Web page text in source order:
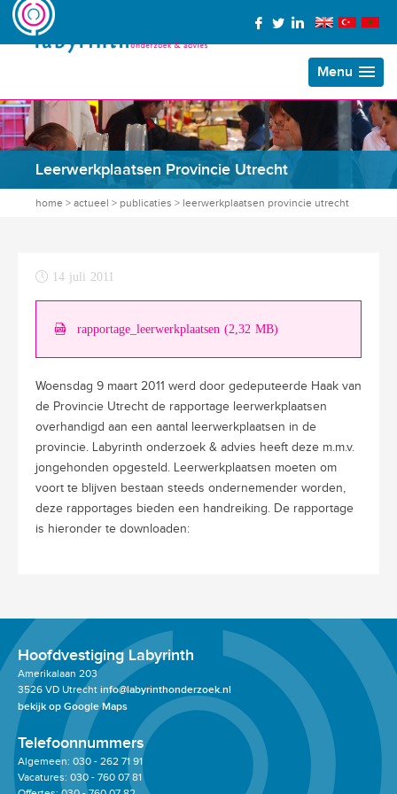
Menu
Leerwerkplaatsen Provincie Utrecht
home > actueel > publicaties > leerwerkplaatsen provincie utrecht
14 juli 2011
rapportage_leerwerkplaatsen (2,32 MB)
Woensdag 9 maart 2011 werd door gedeputeerde Haak van
de Provincie Utrecht de rapportage leerwerkplaatsen
overhandigd aan een aantal leerwerkplaatsen in de
provincie. Labyrinth onderzoek & advies heeft deze m.m.v.
jongehonden opgesteld. Leerwerkplaatsen moeten om
voort te blijven bestaan steeds ondernemender worden,
deze rapportages bieden een handreiking. De rapportage
is hieronder te downloaden:
Hoofdvestiging Labyrinth
Amerikalaan 203
3526 VD Utrecht info@labyrinthonderzoek.nl
bekijk op Google Maps
Telefoonnummers
Algemeen: 030 - 262 71 91
Vacatures: 030 - 760 07 81